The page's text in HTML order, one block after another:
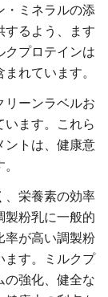
・ミネラルの添
するよう、ます
クプロテインは
れています。
リーンラベルお
います。これら
ントは、健康意
、栄養素の効率
製粉乳に一般的
率が高い調製粉
ます。ミルクプ
の強化、健全な